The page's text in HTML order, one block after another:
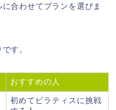
合わせてプランを選びま
す。
おすすめの人
初めてピラティスに挑戦